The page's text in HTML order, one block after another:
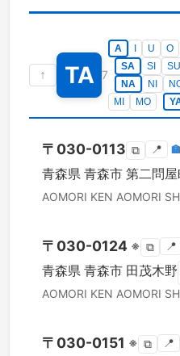
↑ TA 7
A U O
SA
SI SU
NA
NI
MI
MO
〒 030-0113 ⧉ 📍 🏣
青森県 青森市 第二問
AOMORI KEN AOMORI
〒 030-0124 ※ ⧉ 📍
青森県 青森市 田茂木野
AOMORI KEN AOMORI
〒 030-0151 ※ ⧉ 📍